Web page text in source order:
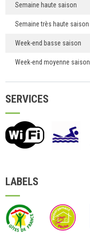
Semaine haute saison
Semaine très haute saison
Week-end basse saison
Week-end moyenne saison
SERVICES
LABELS